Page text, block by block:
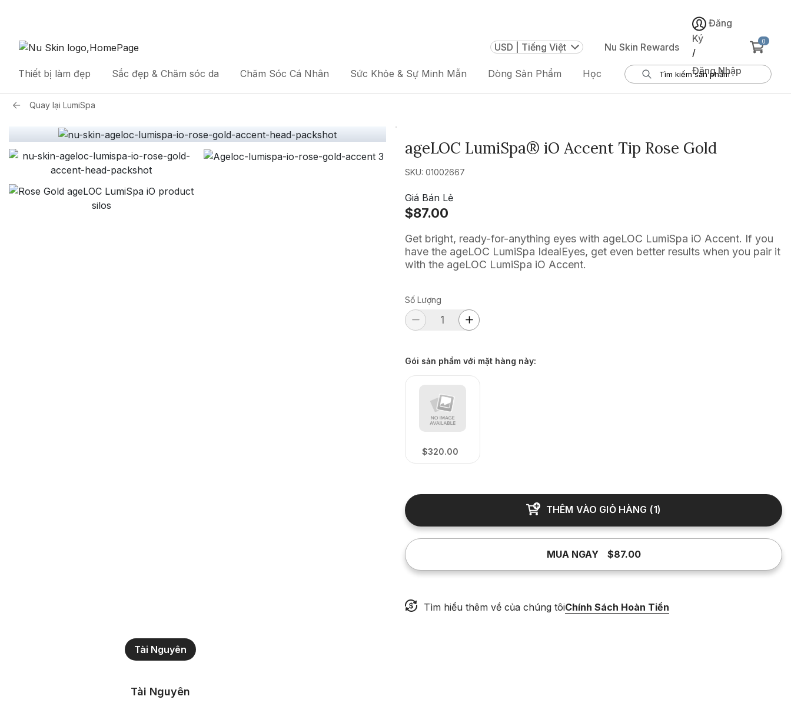
USD | Tiếng Việt Nu Skin Rewards
Đăng
Ký
/
Đăng Nhập
0
Thiết bị làm đẹp Sắc đẹp & Chăm sóc da Chăm Sóc Cá Nhân Sức Khỏe & Sự Minh Mẫn Dòng Sản Phẩm Học
Quay lại LumiSpa
ageLOC LumiSpa® iO Accent Tip Rose Gold
SKU: 01002667
Giá Bán Lẻ
$87.00
Get bright, ready-for-anything eyes with ageLOC LumiSpa iO Accent. If you
have the ageLOC LumiSpa IdealEyes, get even better results when you pair it
with the ageLOC LumiSpa iO Accent.
Số Lượng
Gói sản phẩm với mặt hàng này:
$320.00
THÊM VÀO GIỎ HÀNG (1)
MUA NGAY $87.00
Tìm hiểu thêm về của chúng tôiChính Sách Hoàn Tiền
Tài Nguyên
Tài Nguyên